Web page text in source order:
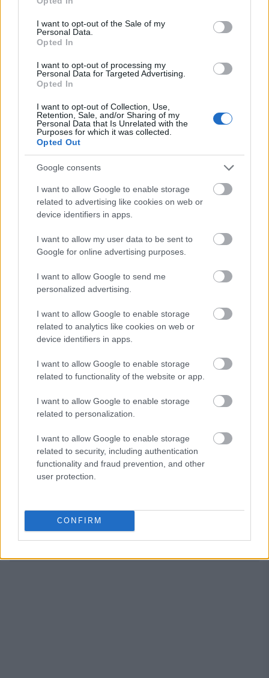
use your data for below specified purposes in below Google
consent section.
I want to opt-out of the Sale of my
Personal Data.
Opted In
I want to opt-out of processing my
Personal Data for Targeted Advertising.
Opted In
I want to opt-out of Collection, Use,
Retention, Sale, and/or Sharing of my
Personal Data that Is Unrelated with the
Purposes for which it was collected.
Opted Out
Google consents
I want to allow Google to enable storage
related to advertising like cookies on web or
device identifiers in apps.
I want to allow my user data to be sent to
Google for online advertising purposes.
I want to allow Google to send me
personalized advertising.
I want to allow Google to enable storage
related to analytics like cookies on web or
device identifiers in apps.
I want to allow Google to enable storage
related to functionality of the website or app.
I want to allow Google to enable storage
related to personalization.
I want to allow Google to enable storage
related to security, including authentication
functionality and fraud prevention, and other
user protection.
CONFIRM
μικρότερα, αλλά εξίσου αποδοτικά αεροσκάφη, ιδανικά για
διαδρομές μεσαίας απόστασης. Η υψηλή τους απόδοση
και η πολυτελής διαρρύθμιση τα καθιστούν ιδανικά για
επαγγελματικά ταξίδια υψηλού επιπέδου.
περιλαμβάνει επίσης μικρότερα επιχειρηματικά
αεροσκάφη και ελικόπτερα για πιο εξειδικευμένες
Παρά το γεγονός ότι έχει επενδύσει δισεκατομμύρια
κλιματικής αλλαγής
χρήση ιδιωτικών αεροσκαφών από τον Gates έχει γίνει
αντικείμενο κριτικής, καθώς θεωρούνται από τις πιο
ρυπογόνες μορφές μετακίνησης. Ωστόσο, ο ίδιος έχει
πράσινης ενέργειας.